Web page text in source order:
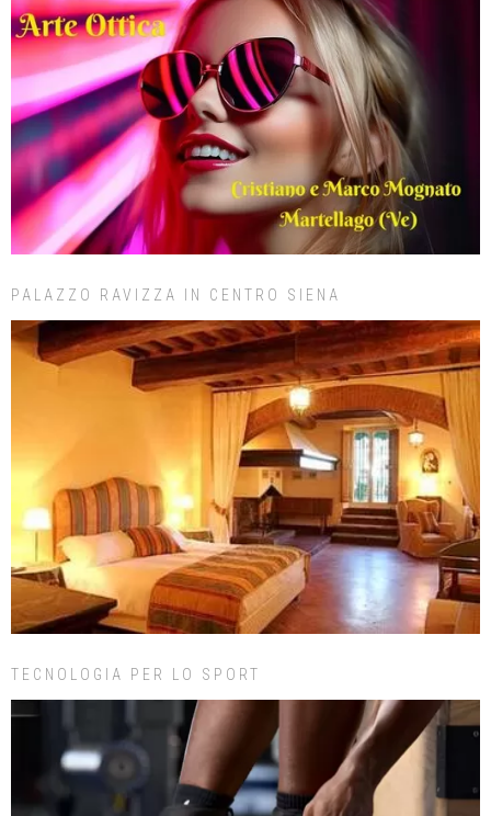
PALAZZO RAVIZZA IN CENTRO SIENA
TECNOLOGIA PER LO SPORT